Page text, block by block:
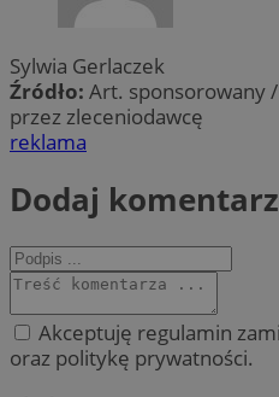
Sylwia Gerlaczek
Źródło: Art. sponsorowany
przez zleceniodawcę
reklama
Dodaj komentarz
Akceptuję regulamin
oraz politykę prywatności.